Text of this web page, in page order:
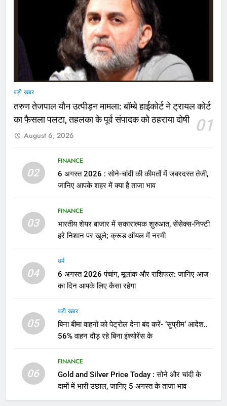
बड़ी ख़बर
तरुण तेजपाल यौन उत्पीड़न मामला: बॉम्बे हाईकोर्ट ने ट्रायल कोर्ट
का फैसला पलटा, तहलका के पूर्व संपादक को ठहराया दोषी
01
August 6, 2026
02
FINANCE
6 अगस्त 2026 : सोने-चांदी की कीमतों में जबरदस्त तेजी,
जानिए आपके शहर में क्या है ताजा भाव
03
FINANCE
भारतीय शेयर बाजार में सकारात्मक शुरुआत, सेंसेक्स-निफ्टी
हरे निशान पर खुले; क्रूड ऑयल में नरमी
04
धर्म
6 अगस्त 2026 पंचांग, मूलांक और राशिफल: जानिए आज
का दिन आपके लिए कैसा रहेगा
05
बड़ी ख़बर
बिना बीमा वाहनों को पेट्राेल देना बंद करें- ‘सुप्रीम’ आदेश..
56% वाहन दौड़ रहे बिना इंश्योरेंस के
06
FINANCE
Gold and Silver Price Today : सोने और चांदी के
दामों में भारी उछाल, जानिए 5 अगस्त के ताजा भाव